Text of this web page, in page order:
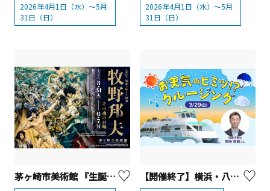
2026年4月1日（水）～5月
31日（日）
2026年4月1日（水）～5月
31日（日）
茅ヶ崎市美術館 『生誕100年 昭和を生きた画家 牧野邦夫 —その魂の召喚—』 【開催終了】横浜・八景島シーパラダイス「お天気のヒミツ！？ クルージング」【横浜市】